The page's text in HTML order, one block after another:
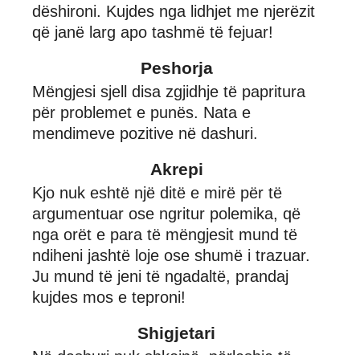
dëshironi. Kujdes nga lidhjet me njerëzit
që janë larg apo tashmë të fejuar!
Peshorja
Mëngjesi sjell disa zgjidhje të papritura
për problemet e punës. Nata e
mendimeve pozitive në dashuri.
Akrepi
Kjo nuk eshtë një ditë e mirë për të
argumentuar ose ngritur polemika, që
nga orët e para të mëngjesit mund të
ndiheni jashtë loje ose shumë i trazuar.
Ju mund të jeni të ngadaltë, prandaj
kujdes mos e teproni!
Shigjetari